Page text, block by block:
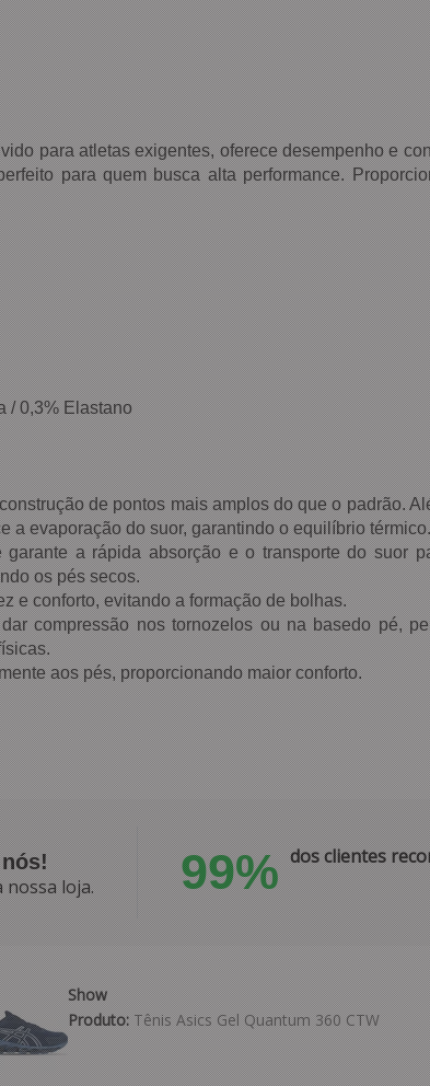
para atletas exigentes, oferece desempenho e
para quem busca alta performance.
/ 0,3% Elastano
de pontos mais amplos do que o padrão.
a evaporação do suor, garantindo o equilíbrio térmico.
garante a rápida absorção e o transporte do suor
os pés secos.
e conforto, evitando a formação de bolhas.
compressão nos tornozelos ou na basedo pé,
aos pés, proporcionando maior conforto.
nossa loja.
99% dos clientes
Show
Produto:Tênis Asics Gel Quantum 360 CTW